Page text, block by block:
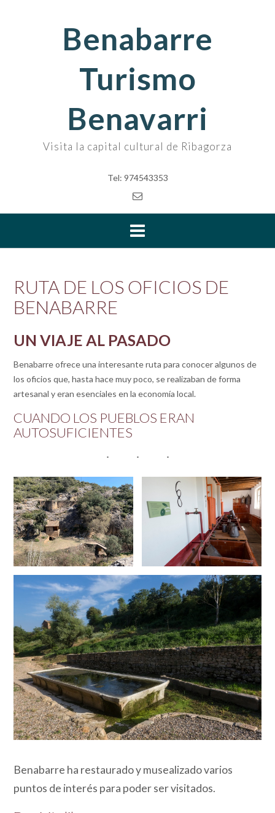
Benabarre
Turismo
Benavarri
Visita la capital cultural de Ribagorza
Tel: 974543353
RUTA DE LOS OFICIOS DE
BENABARRE
UN VIAJE AL PASADO
Benabarre ofrece una interesante ruta para conocer algunos de
los oficios que, hasta hace muy poco, se realizaban de forma
artesanal y eran esenciales en la economía local.
CUANDO LOS PUEBLOS ERAN
AUTOSUFICIENTES
Benabarre ha restaurado y musealizado varios
puntos de interés para poder ser visitados.